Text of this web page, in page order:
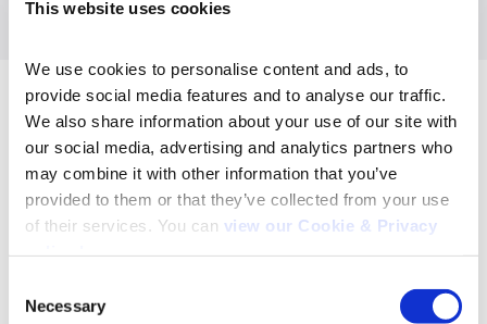
This website uses cookies
We use cookies to personalise content and ads, to
provide social media features and to analyse our traffic.
We also share information about your use of our site with
our social media, advertising and analytics partners who
may combine it with other information that you’ve
provided to them or that they’ve collected from your use
of their services. You can view our Cookie & Privacy
Selection
Necessary
Conecta tus datos con
nuestros paneles
basados en las personas
para aportar claridad a